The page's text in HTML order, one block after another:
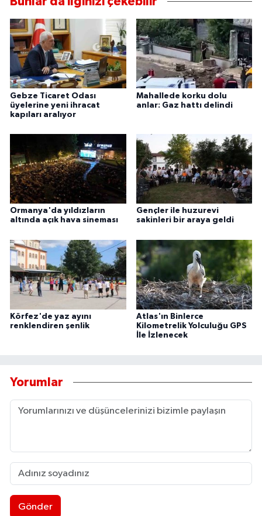
Gebze Ticaret Odası
üyelerine yeni ihracat
kapıları aralıyor
Mahallede korku dolu
anlar: Gaz hattı delindi
Ormanya'da yıldızların
altında açık hava sineması
Gençler ile huzurevi
sakinleri bir araya geldi
Körfez'de yaz ayını
renklendiren şenlik
Atlas'ın Binlerce
Kilometrelik Yolculuğu GPS
İle İzlenecek
Yorumlar
Gönder